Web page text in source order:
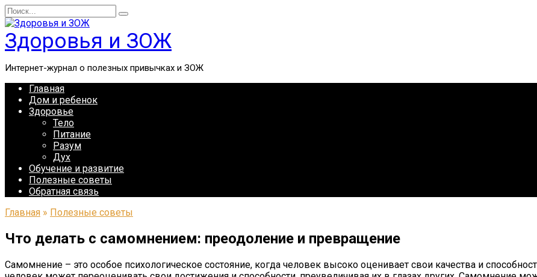
Перейти
к
содержанию
Search
for:
Здоровья и ЗОЖ
Интернет-журнал о полезных привычках и ЗОЖ
Главная
Дом и ребенок
Здоровье
Тело
Питание
Разум
Дух
Обучение и развитие
Полезные советы
Обратная связь
Главная » Полезные советы
Что делать с самомнением: преодоление и превращение
Самомнение – это особое психологическое состояние, когда человек высоко оценивает свои качества и